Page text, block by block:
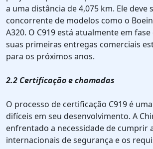
a uma distância de 4,075 km. Ele deve
concorrente de modelos como o
A320. O C919 está atualmente em
suas primeiras entregas comerciais
para os próximos anos.
2.2 Certificação e chamadas
O processo de certificação C919 é
difíceis em seu desenvolvimento. A
enfrentado a necessidade de cumprir
internacionais de segurança e os